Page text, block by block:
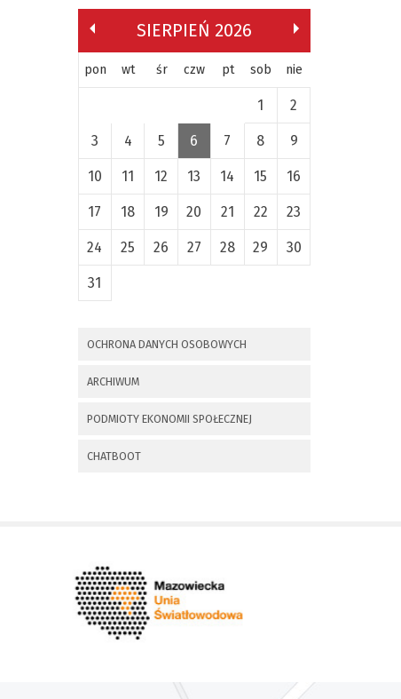
SIERPIEŃ 2026
pon wt śr czw pt sob nie
1 2
3 4 5 6 7 8 9
10 11 12 13 14 15 16
17 18 19 20 21 22 23
24 25 26 27 28 29 30
31
Bitwy pod
informacyjne 28.09.2021 r.
Ludowych Regionów
OCHRONA DANYCH OSOBOWYCH
ARCHIWUM
PODMIOTY EKONOMII SPOŁECZNEJ
CHATBOOT